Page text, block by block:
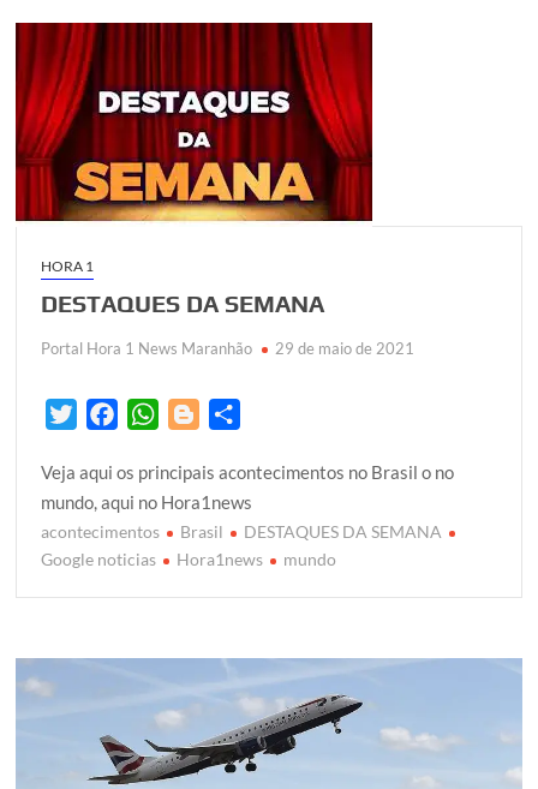
HORA 1
DESTAQUES DA SEMANA
Portal Hora 1 News Maranhão 29 de maio de 2021
i
t
t
e
r
c
e
b
o
o
W
a
t
s
A
p
o
g
g
e
r
a
r
e
Veja aqui os principais acontecimentos no Brasil o no
mundo, aqui no Hora1news
acontecimentos Brasil
DESTAQUES DA SEMANA
Google noticias
Hora1news mundo